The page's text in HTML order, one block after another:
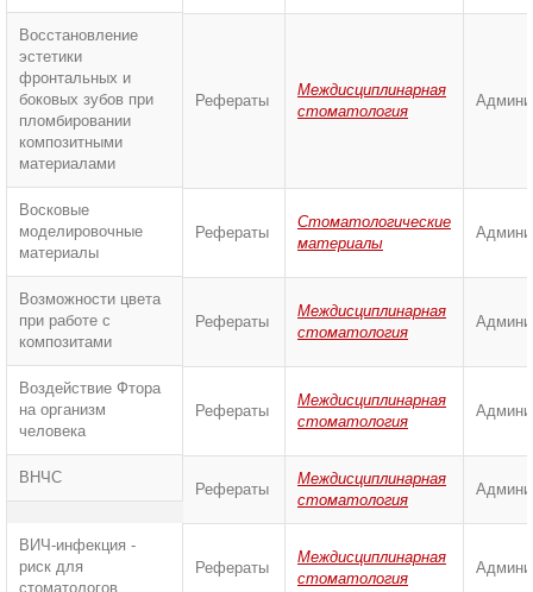
Восстановление
эстетики
фронтальных и
боковых зубов при
пломбировании
композитными
материалами
Рефераты
Междисциплинарная
стоматология
Восковые
моделировочные
материалы
Рефераты
Стоматологические
материалы
Возможности цвета
при работе с
композитами
Рефераты
Междисциплинарная
стоматология
Воздействие Фтора
на организм
человека
Рефераты
Междисциплинарная
стоматология
ВНЧС
Рефераты
Междисциплинарная
стоматология
ВИЧ-инфекция -
риск для
стоматологов
Рефераты
Междисциплинарная
стоматология